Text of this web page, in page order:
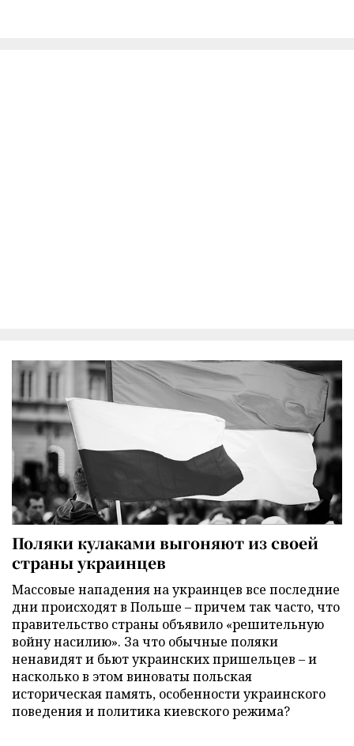
Поляки кулаками выгоняют из своей
страны украинцев
Массовые нападения на украинцев все последние
дни происходят в Польше – причем так часто, что
правительство страны объявило «решительную
войну насилию». За что обычные поляки
ненавидят и бьют украинских пришельцев – и
насколько в этом виноваты польская
историческая память, особенности украинского
поведения и политика киевского режима?